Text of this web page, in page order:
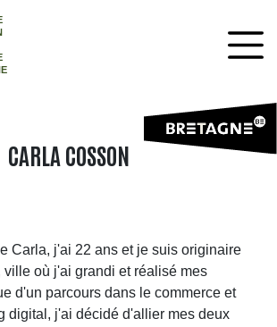
CARLA COSSON
Carla, j'ai 22 ans et je suis originaire
ville où j'ai grandi et réalisé mes
d'un parcours dans le commerce et
digital, j'ai décidé d'allier mes deux